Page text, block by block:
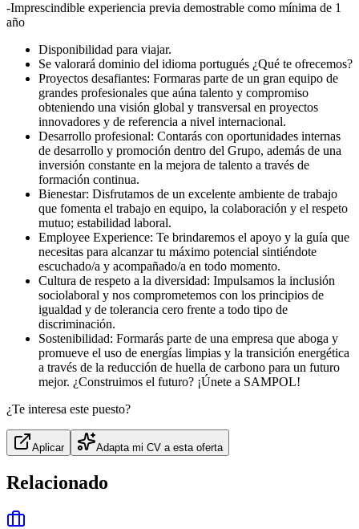
-Imprescindible experiencia previa demostrable como mínima de 1
año
Disponibilidad para viajar.
Se valorará dominio del idioma portugués ¿Qué te ofrecemos?
Proyectos desafiantes: Formaras parte de un gran equipo de
grandes profesionales que aúna talento y compromiso
obteniendo una visión global y transversal en proyectos
innovadores y de referencia a nivel internacional.
Desarrollo profesional: Contarás con oportunidades internas
de desarrollo y promoción dentro del Grupo, además de una
inversión constante en la mejora de talento a través de
formación continua.
Bienestar: Disfrutamos de un excelente ambiente de trabajo
que fomenta el trabajo en equipo, la colaboración y el respeto
mutuo; estabilidad laboral.
Employee Experience: Te brindaremos el apoyo y la guía que
necesitas para alcanzar tu máximo potencial sintiéndote
escuchado/a y acompañado/a en todo momento.
Cultura de respeto a la diversidad: Impulsamos la inclusión
sociolaboral y nos comprometemos con los principios de
igualdad y de tolerancia cero frente a todo tipo de
discriminación.
Sostenibilidad: Formarás parte de una empresa que aboga y
promueve el uso de energías limpias y la transición energética
a través de la reducción de huella de carbono para un futuro
mejor. ¿Construimos el futuro? ¡Únete a SAMPOL!
¿Te interesa este puesto?
Aplicar Adapta mi CV a esta oferta
Relacionado